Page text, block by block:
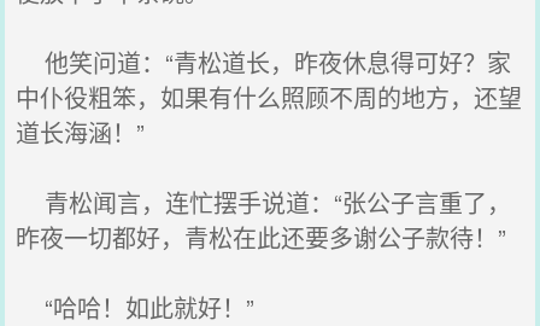
他笑问道：“青松道长，昨夜休息得可好？家
中仆役粗笨，如果有什么照顾不周的地方，还望
道长海涵！”
青松闻言，连忙摆手说道：“张公子言重了，
昨夜一切都好，青松在此还要多谢公子款待！”
“哈哈！如此就好！”